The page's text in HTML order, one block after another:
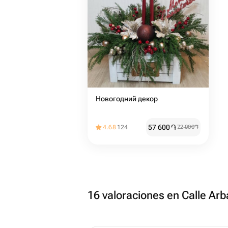
Новогодний декор
4.68 124 57 600֏72 000֏
16 valoraciones en Calle